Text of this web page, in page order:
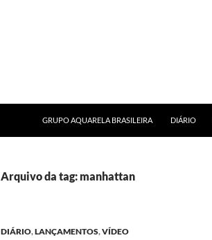
GRUPO AQUARELA BRASILEIRA
DIÁRIO
Arquivo da tag: manhattan
DIÁRIO,LANÇAMENTOS,VÍDEO